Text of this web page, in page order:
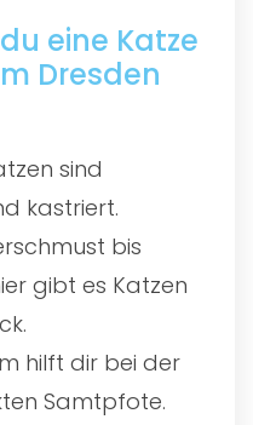
eine Katze
Dresden
sind
kastriert.
bis
gibt es Katzen
hilft dir bei der
Samtpfote.